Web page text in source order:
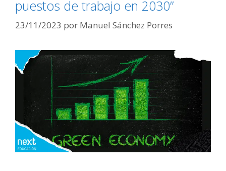
puestos de trabajo en 2030”
23/11/2023 por Manuel Sánchez Porres